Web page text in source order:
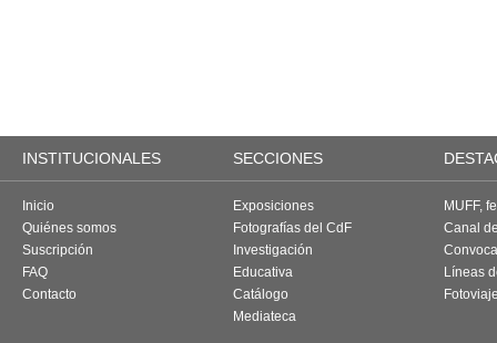
INSTITUCIONALES SECCIONES
Inicio
Quiénes somos
Suscripción
FAQ
Contacto
Exposiciones
Fotografías del CdF
Investigación
Educativa
Catálogo
Mediateca
MUFF,
Canal
Líneas